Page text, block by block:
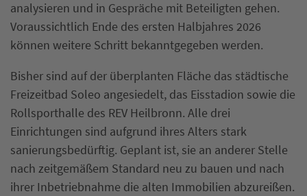
analysieren und in Gespräche mit Beteiligten gehen.
Voraussichtlich Ende des ersten Halbjahres 2026
können weitere Schritt bekanntgegeben werden.
Bisher sind auf der überplanten Fläche das städtische
Freizeitbad Soleo angesiedelt, das Eisstadion sowie die
Rollsporthalle des REV Heilbronn. Alle drei
Einrichtungen sind aufgrund ihres Alters stark
sanierungsbedürftig. Geplant ist, sie an anderer Stelle
nach zeitgemäßem Standard neu zu bauen und nach
ihrer Inbetriebnahme die alten Immobilien abzureißen.